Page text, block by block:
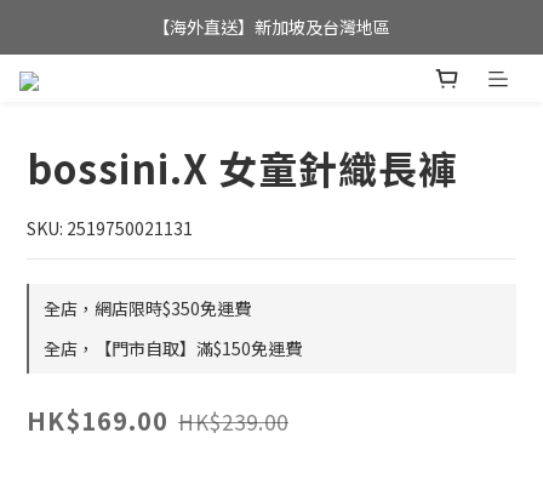
全店滿$350，即可享港澳地區免運費;
【海外直送】新加坡及台灣地區
bossini.X 女童針織長褲
SKU: 2519750021131
全店，網店限時$350免運費
全店，【門市自取】滿$150免運費
HK$169.00 HK$239.00